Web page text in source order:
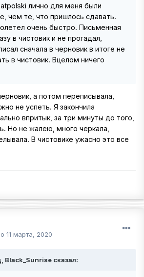
лично для меня были
чем те, что пришлось сдавать.
очень быстро. Письменная
в чистовик и не прогадал,
сначала в черновик в итоге не
в чистовик. Вцелом ничего
а потом переписывала,
не успеть. Я закончила
впритык, за три минуты до того,
Но не жалею, много черкала,
В чистовике ужасно это все
11 марта, 2020
Black_Sunrise сказал: